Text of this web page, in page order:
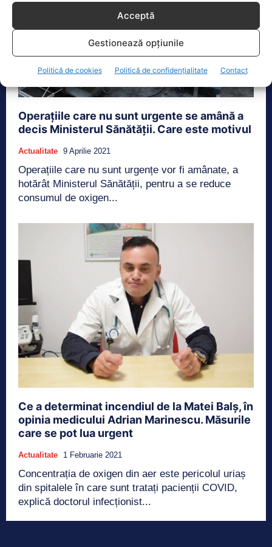
Acceptă
Gestionează opțiunile
Politică de cookies Politică de confidențialitate Contact
Operațiile care nu sunt urgente se amână a
decis Ministerul Sănătății. Care este motivul
Actualitate 9 Aprilie 2021
Operațiile care nu sunt urgențe vor fi amânate, a
hotărât Ministerul Sănătății, pentru a se reduce
consumul de oxigen...
Ce a determinat incendiul de la Matei Balș, în
opinia medicului Adrian Marinescu. Măsurile
care se pot lua urgent
Actualitate 1 Februarie 2021
Concentrația de oxigen din aer este pericolul uriaș
din spitalele în care sunt tratați pacienții COVID,
explică doctorul infecționist...